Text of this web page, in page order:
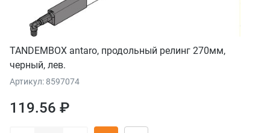
TANDEMBOX antaro, продольный релинг 270мм,
черный, лев.
Артикул: 8597074
119.56 ₽